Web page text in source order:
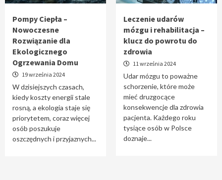
Pompy Ciepła –
Nowoczesne
Rozwiązanie dla
Ekologicznego
Ogrzewania Domu
19 września 2024
W dzisiejszych czasach,
kiedy koszty energii stale
rosną, a ekologia staje się
priorytetem, coraz więcej
osób poszukuje
oszczędnych i przyjaznych...
Leczenie udarów
mózgu i rehabilitacja –
klucz do powrotu do
zdrowia
11 września 2024
Udar mózgu to poważne
schorzenie, które może
mieć druzgocące
konsekwencje dla zdrowia
pacjenta. Każdego roku
tysiące osób w Polsce
doznaje...